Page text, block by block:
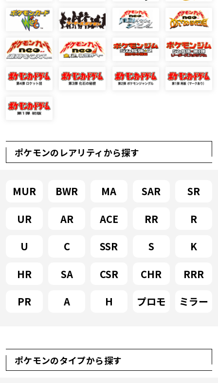
ポケモンのレアリティから探す
MUR BWR MA SAR
SR
UR
AR ACE RR
R
U
C SSR S
K
HR
SA CSR CHR
RRR
PR
A H プロモ ミラー
ポケモンのタイプから探す